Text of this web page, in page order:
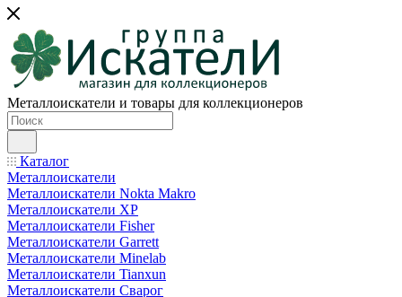
Металлоискатели и товары для коллекционеров
Каталог
Металлоискатели
Металлоискатели Nokta Makro
Металлоискатели XP
Металлоискатели Fisher
Металлоискатели Garrett
Металлоискатели Minelab
Металлоискатели Tianxun
Металлоискатели Сварог